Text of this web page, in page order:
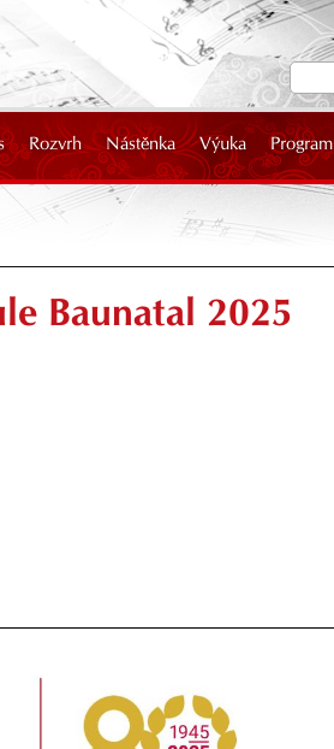
Rozvrh Nástěnka Výuka Program
Baunatal 2025